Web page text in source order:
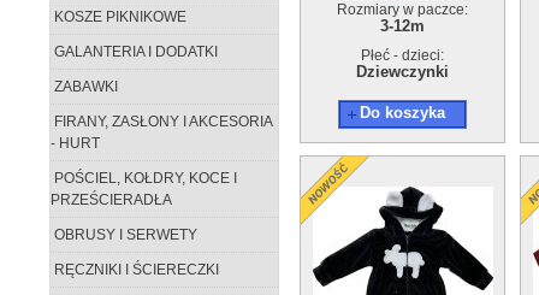
KOSZE PIKNIKOWE
GALANTERIA I DODATKI
ZABAWKI
FIRANY, ZASŁONY I AKCESORIA
- HURT
POŚCIEL, KOŁDRY, KOCE I
PRZEŚCIERADŁA
OBRUSY I SERWETY
RĘCZNIKI I ŚCIERECZKI
Rozmiary w paczce:
3-12m
Płeć - dzieci:
Dziewczynki
Do koszyka